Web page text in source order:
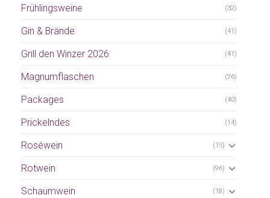
Frühlingsweine (32)
Gin & Brände (41)
Grill den Winzer 2026 (41)
Magnumflaschen (26)
Packages (40)
Prickelndes (14)
Roséwein (15)
Rotwein (96)
Schaumwein (18)